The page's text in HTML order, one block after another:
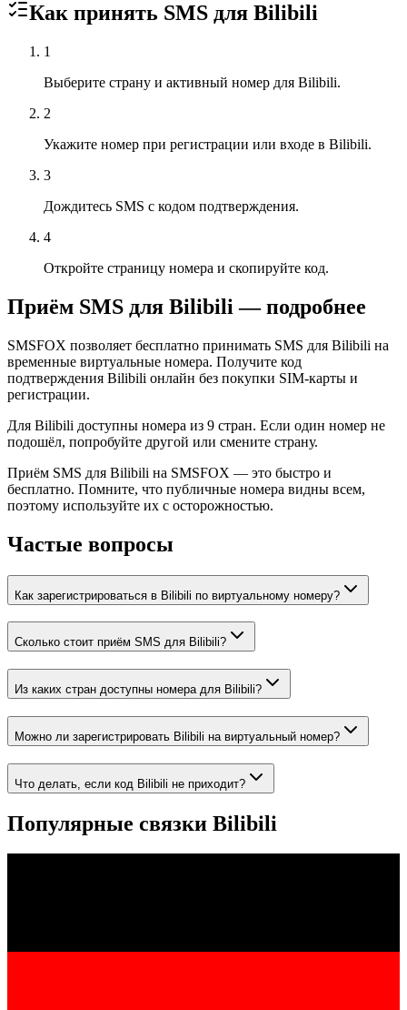
Как принять SMS для Bilibili
1
Выберите страну и активный номер для Bilibili.
2
Укажите номер при регистрации или входе в Bilibili.
3
Дождитесь SMS с кодом подтверждения.
4
Откройте страницу номера и скопируйте код.
Приём SMS для Bilibili — подробнее
SMSFOX позволяет бесплатно принимать SMS для Bilibili на
временные виртуальные номера. Получите код
подтверждения Bilibili онлайн без покупки SIM-карты и
регистрации.
Для Bilibili доступны номера из 9 стран. Если один номер не
подошёл, попробуйте другой или смените страну.
Приём SMS для Bilibili на SMSFOX — это быстро и
бесплатно. Помните, что публичные номера видны всем,
поэтому используйте их с осторожностью.
Частые вопросы
Как зарегистрироваться в Bilibili по виртуальному номеру?
Сколько стоит приём SMS для Bilibili?
Из каких стран доступны номера для Bilibili?
Можно ли зарегистрировать Bilibili на виртуальный номер?
Что делать, если код Bilibili не приходит?
Популярные связки Bilibili